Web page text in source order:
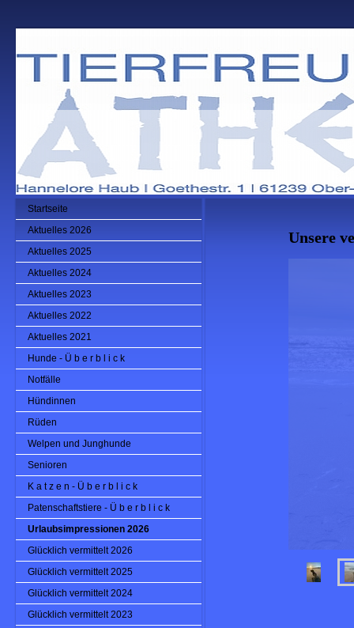
Startseite
Aktuelles 2026
Aktuelles 2025
Aktuelles 2024
Aktuelles 2023
Aktuelles 2022
Aktuelles 2021
Hunde - Ü b e r b l i c k
Notfälle
Hündinnen
Rüden
Welpen und Junghunde
Senioren
K a t z e n - Ü b e r b l i c k
Patenschaftstiere - Ü b e r b l i c k
Urlaubsimpressionen 2026
Glücklich vermittelt 2026
Glücklich vermittelt 2025
Glücklich vermittelt 2024
Glücklich vermittelt 2023
Unsere